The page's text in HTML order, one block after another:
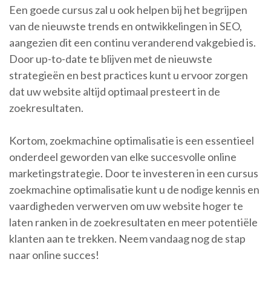
Een goede cursus zal u ook helpen bij het begrijpen
van de nieuwste trends en ontwikkelingen in SEO,
aangezien dit een continu veranderend vakgebied is.
Door up-to-date te blijven met de nieuwste
strategieën en best practices kunt u ervoor zorgen
dat uw website altijd optimaal presteert in de
zoekresultaten.
Kortom, zoekmachine optimalisatie is een essentieel
onderdeel geworden van elke succesvolle online
marketingstrategie. Door te investeren in een cursus
zoekmachine optimalisatie kunt u de nodige kennis en
vaardigheden verwerven om uw website hoger te
laten ranken in de zoekresultaten en meer potentiële
klanten aan te trekken. Neem vandaag nog de stap
naar online succes!